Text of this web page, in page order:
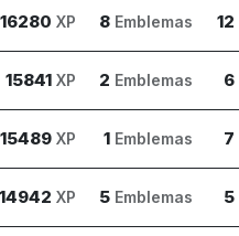
16280 XP 8 Emblemas 12
15841 XP 2 Emblemas 6
15489 XP 1 Emblemas 7
14942 XP 5 Emblemas 5